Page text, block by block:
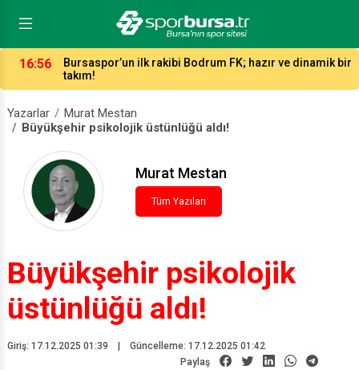
16:12 Hentbol ligleri kaç takımla ne zaman başlayacak?
Yazarlar
Murat Mestan
Büyükşehir psikolojik üstünlüğü aldı!
Murat Mestan
Tüm Yazıları
Büyükşehir psikolojik
üstünlüğü aldı!
Giriş: 17.12.2025 01:39 |
Güncelleme: 17.12.2025 01:42
Paylaş